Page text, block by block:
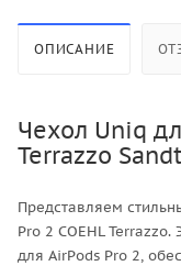
ОПИСАНИЕ
Чехол Uniq
Terrazzo
Представляем
Pro 2 COEHL
для AirPods Pro 2,